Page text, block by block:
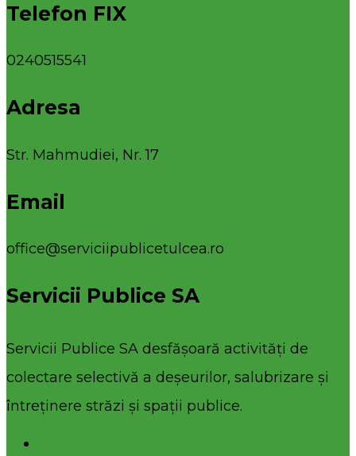
Telefon FIX
0240515541
Adresa
Str. Mahmudiei, Nr. 17
Email
office@serviciipublicetulcea.ro
Servicii Publice SA
Servicii Publice SA desfășoară activități de
colectare selectivă a deșeurilor, salubrizare și
întreținere străzi și spații publice.